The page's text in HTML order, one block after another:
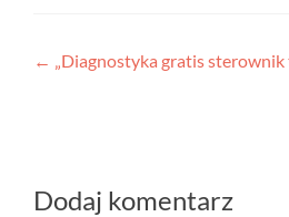
Nawigacja
← „Diagnostyka gratis sterownik
Dodaj komentarz